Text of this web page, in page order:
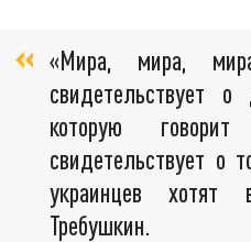
«Мира, мира,
свидетельствует о
которую
свидетельствует о
украинцев
Требушкин.